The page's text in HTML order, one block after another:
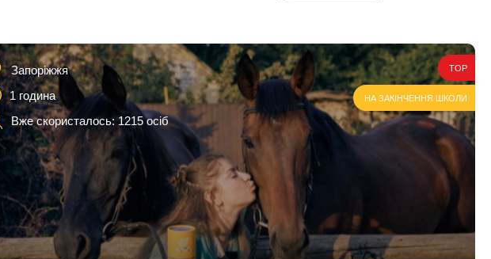
Запоріжжя
1 година
Вже скористалось: 1215 осіб
TOP
НА ЗАКІНЧЕННЯ ШКОЛИ